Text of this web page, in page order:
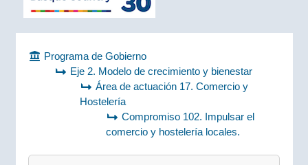
Programa de Gobierno
Eje 2. Modelo de crecimiento y bienestar
Área de actuación 17. Comercio y
Hostelería
Compromiso 102. Impulsar el
comercio y hostelería locales.